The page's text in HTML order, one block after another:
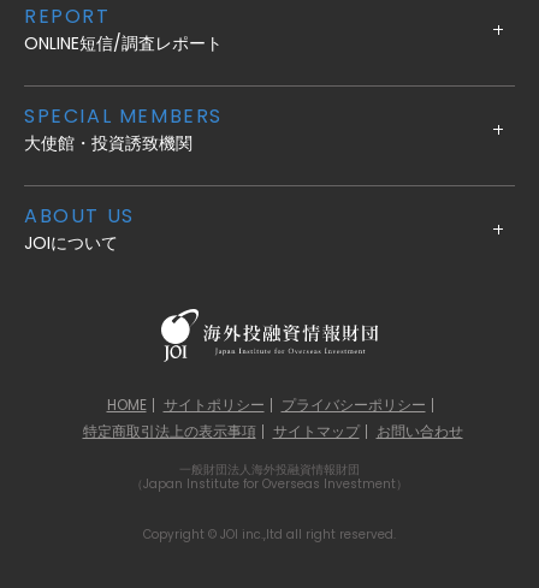
REPORT
ONLINE短信/調査レポート
SPECIAL MEMBERS
大使館・投資誘致機関
ABOUT US
JOIについて
HOME サイトポリシー
プライバシーポリシー
特定商取引法上の表示事項
サイトマップ お問い合わせ
一般財団法人海外投融資情報財団
（Japan Institute for Overseas Investment）
Copyright © JOI inc.,ltd all right reserved.